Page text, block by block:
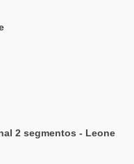
2 segmentos - Leone